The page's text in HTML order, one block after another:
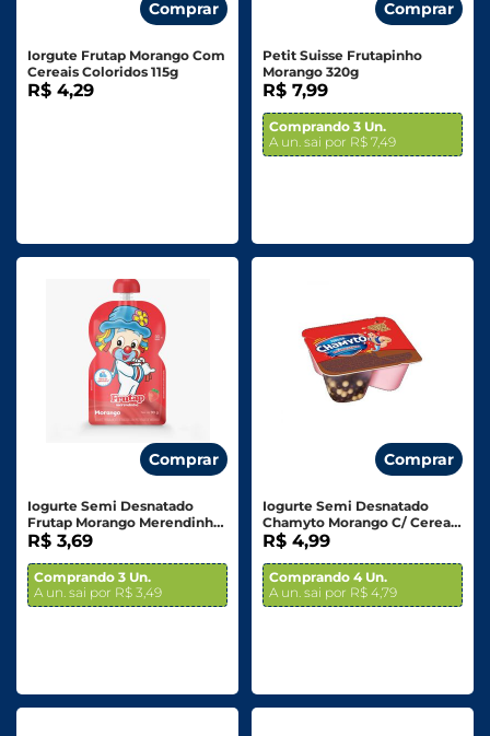
Comprar
Iorgute Frutap Morango Com
Cereais Coloridos 115g
R$ 4,29
Comprar
Petit Suisse Frutapinho
Morango 320g
R$ 7,99
Comprando 3 Un.
A un. sai por R$ 7,49
Comprar
Iogurte Semi Desnatado
Frutap Morango Merendinha
90g
R$ 3,69
Comprando 3 Un.
A un. sai por R$ 3,49
Comprar
Iogurte Semi Desnatado
Chamyto Morango C/ Cereais
De Chocolate - 130g
R$ 4,99
Comprando 4 Un.
A un. sai por R$ 4,79